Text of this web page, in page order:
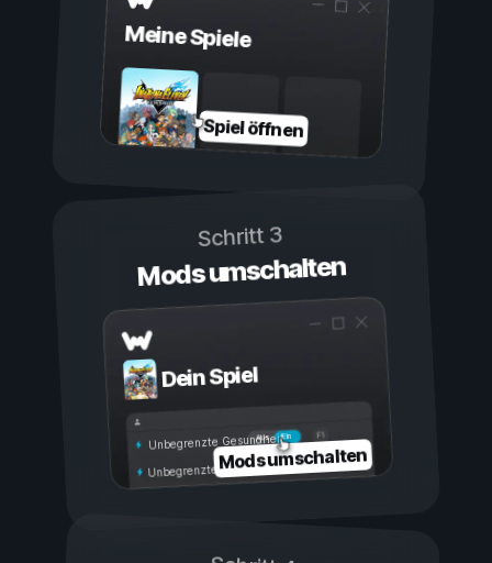
Meine Spiele
Spiel öffnen
Schritt 3
Mods umschalten
Dein Spiel
Ein
Aus
Unbegrenzte Gesundheit
Unbegrenzte AusdauerMods umschalten